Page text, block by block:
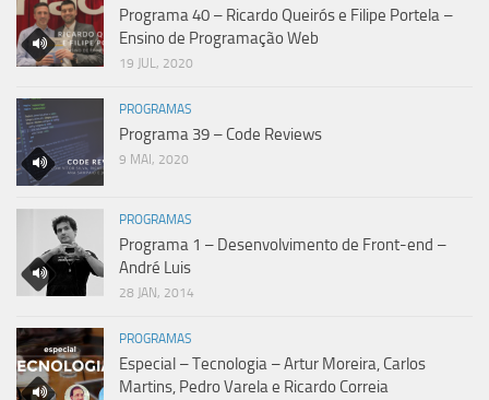
Programa 40 – Ricardo Queirós e Filipe Portela –
Ensino de Programação Web
19 JUL, 2020
PROGRAMAS
Programa 39 – Code Reviews
9 MAI, 2020
PROGRAMAS
Programa 1 – Desenvolvimento de Front-end –
André Luis
28 JAN, 2014
PROGRAMAS
Especial – Tecnologia – Artur Moreira, Carlos
Martins, Pedro Varela e Ricardo Correia